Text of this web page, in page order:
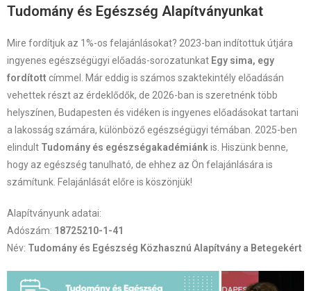
Tudomány és Egészség Alapítványunkat
Mire fordítjuk az 1%-os felajánlásokat? 2023-ban indítottuk útjára
ingyenes egészségügyi előadás-sorozatunkat Egy sima, egy
fordított címmel. Már eddig is számos szaktekintély előadásán
vehettek részt az érdeklődők, de 2026-ban is szeretnénk több
helyszínen, Budapesten és vidéken is ingyenes előadásokat tartani
a lakosság számára, különböző egészségügyi témában. 2025-ben
elindult Tudomány és egészségakadémiánk is. Hiszünk benne,
hogy az egészség tanulható, de ehhez az Ön felajánlására is
számítunk. Felajánlását előre is köszönjük!
Alapítványunk adatai:
Adószám: 18725210-1-41
Név: Tudomány és Egészség Közhasznú Alapítvány a Betegekért